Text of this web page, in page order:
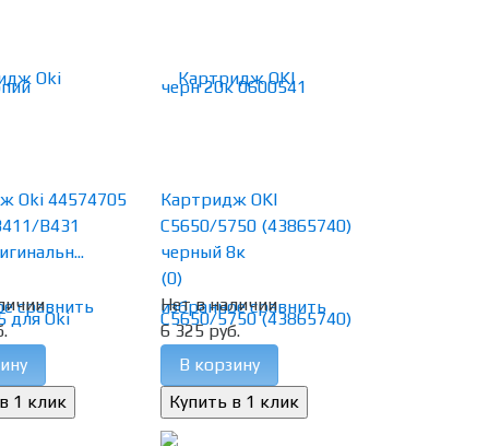
сравнить
Oki 44574705
B431
избранное сравнить
Картридж OKI
C5650/5750 (43865740)
черный 8к
(0)
Нет в наличии
6 325 руб.
В корзину